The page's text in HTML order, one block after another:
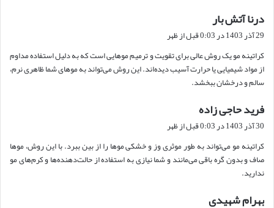
درنا آتش بارف
:
29 آذر 1403 در 0:03 قبل از ظهر
کراتینه مو یک روش عالی برای تقویت و ترمیم موهایی است که به دلیل استفاده مداوم
از مواد شیمیایی یا حرارت آسیب دیده‌اند. این روش می‌تواند به موهای شما ظاهری نرم،
سالم و درخشان ببخشد.
فرید حاجی زادهف
ت
:
30 آذر 1403 در 0:03 قبل از ظهر
کراتینه مو می‌تواند به طور موثری وز و خشکی موها را از بین ببرد. با این روش، موها
صاف و بدون گره باقی می‌مانند و شما نیازی به استفاده از حالت‌دهنده‌ها و کرم‌های مو
ندارید.
بهرام شهیدی